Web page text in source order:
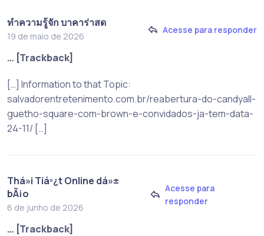
ทำความรู้จัก บาคาร่าสด
19 de maio de 2026
Acesse para responder
… [Trackback]
[…] Information to that Topic:
salvadorentretenimento.com.br/reabertura-do-candyall-
guetho-square-com-brown-e-convidados-ja-tem-data-
24-11/ […]
Thá»i Tiáº¿t Online dá»±
bÃ¡o
6 de junho de 2026
Acesse para
responder
… [Trackback]